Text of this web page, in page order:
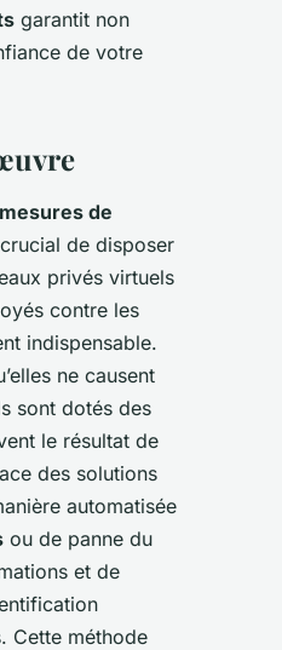
garantit non
de votre
mesures de
de disposer
privés virtuels
contre les
indispensable.
ne causent
sont dotés des
le résultat de
des solutions
automatisée
ou de panne du
et de
Cette méthode